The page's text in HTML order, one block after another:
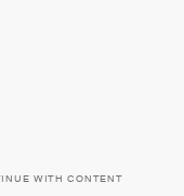
WITH CONTENT